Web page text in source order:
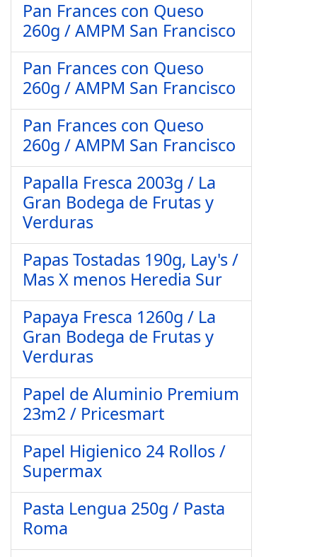
Pan Frances con Queso
260g / AMPM San Francisco
Pan Frances con Queso
260g / AMPM San Francisco
Pan Frances con Queso
260g / AMPM San Francisco
Papalla Fresca 2003g / La
Gran Bodega de Frutas y
Verduras
Papas Tostadas 190g, Lay's /
Mas X menos Heredia Sur
Papaya Fresca 1260g / La
Gran Bodega de Frutas y
Verduras
Papel de Aluminio Premium
23m2 / Pricesmart
Papel Higienico 24 Rollos /
Supermax
Pasta Lengua 250g / Pasta
Roma